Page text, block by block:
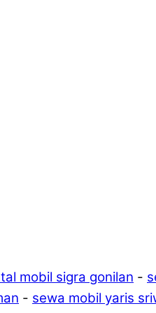
mobil sigra gonilan -
- sewa mobil yaris